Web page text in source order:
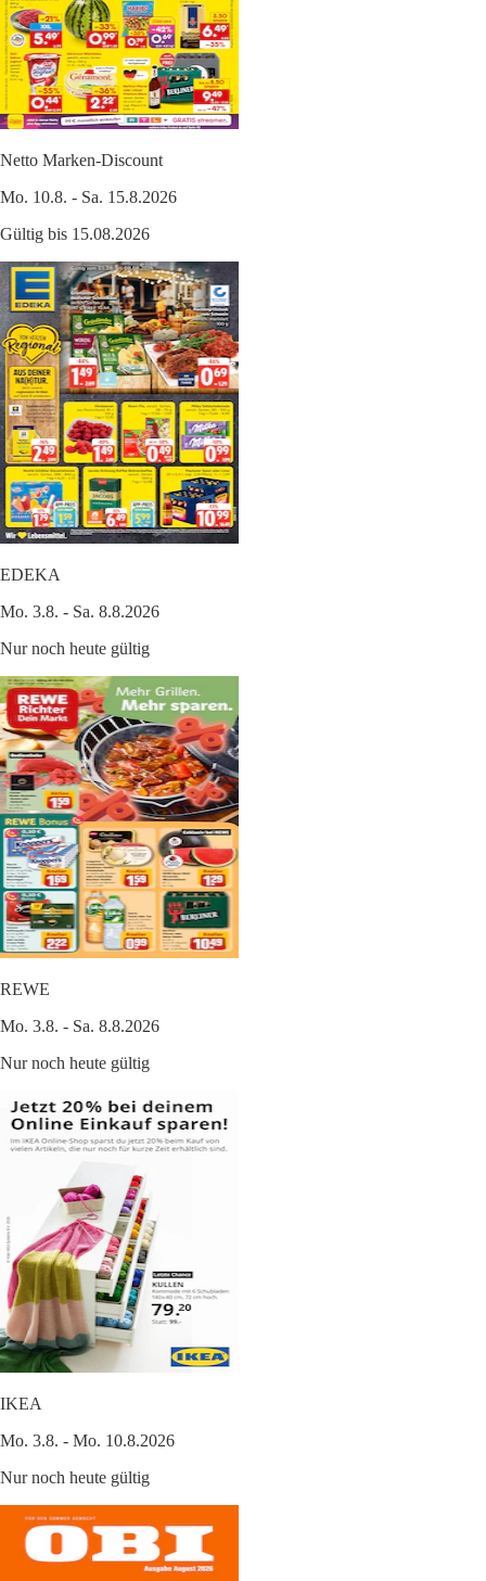
Netto Marken-Discount
Mo. 10.8. - Sa. 15.8.2026
Gültig bis 15.08.2026
EDEKA
Mo. 3.8. - Sa. 8.8.2026
Nur noch heute gültig
REWE
Mo. 3.8. - Sa. 8.8.2026
Nur noch heute gültig
IKEA
Mo. 3.8. - Mo. 10.8.2026
Nur noch heute gültig